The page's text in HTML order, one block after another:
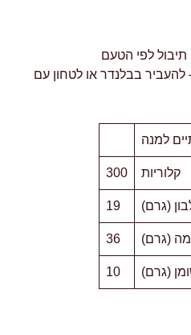
לפי הטעם
בבלנדר או לטחון עם
למנה
קלוריות 300
(גרם) 19
(גרם) 36
(גרם) 10